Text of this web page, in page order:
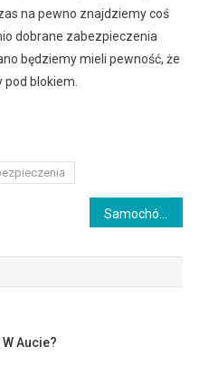
na pewno znajdziemy coś
dobrane zabezpieczenia
będziemy mieli pewność, że
blokiem.
Aucie?